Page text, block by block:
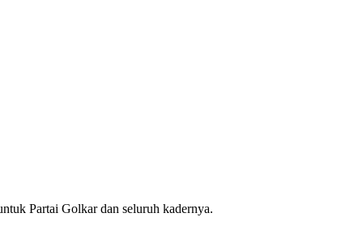
Partai Golkar dan seluruh kadernya.